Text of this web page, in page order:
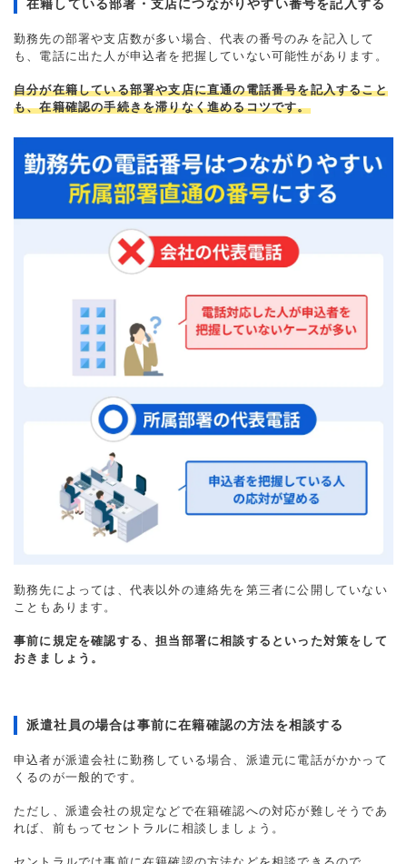
在籍している部署・支店につながりやすい番号を記入する
勤務先の部署や支店数が多い場合、代表の番号のみを記入して
も、電話に出た人が申込者を把握していない可能性があります。
自分が在籍している部署や支店に直通の電話番号を記入すること
も、在籍確認の手続きを滞りなく進めるコツです。
勤務先によっては、代表以外の連絡先を第三者に公開していない
こともあります。
事前に規定を確認する、担当部署に相談するといった対策をして
おきましょう。
派遣社員の場合は事前に在籍確認の方法を相談する
申込者が派遣会社に勤務している場合、派遣元に電話がかかって
くるのが一般的です。
ただし、派遣会社の規定などで在籍確認への対応が難しそうであ
れば、前もってセントラルに相談しましょう。